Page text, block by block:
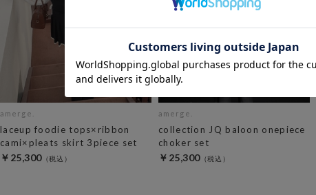
amerge.
laceup foodie tops×ribbon
cami×pleats skirt 3piece set
￥25,300
amerge.
collection JQ baloon onepiece
choker set
￥25,300